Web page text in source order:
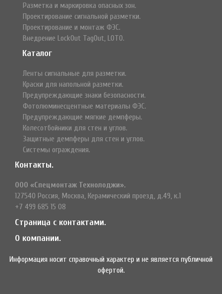
Разметка и маркировка опасных зон.
Проектирование сигнальной разметки.
Проектирование и монтаж ФЭС.
Внедрение LockOut TagOut, LOTO.
Каталог
Ленты сигнальные для разметки.
Краски для напольной разметки.
Предупреждающие знаки безопасности.
Фотолюминесцентные материалы ФЭС.
Предупреждающие мягкие демпферы.
Колесотбойники для стен и углов.
Защитные демпферы для стен и углов.
Системы ограждения.
Контакты.
ООО «Спецмонтаж Технолоджи».
127540 Россия, Москва, Керамический проезд, д.49, к.1
+7 499 685 15 08
Страница с контактами.
О компании.
Информация носит справочный характер и не является публичной
офертой.